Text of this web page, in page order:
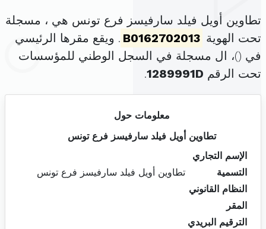
تطاوين أويل فيلد سارفيسز فرع تونس هي ، مسجلة
تحت الهوية B0162702013 . ويقع مقرها الرئيسي
في ()، ال مسجلة في السجل الوطني للمؤسسات
تحت الرقم 1289991D
.
معلومات حول
تطاوين أويل فيلد سارفيسز فرع تونس
الإسم التجاري
التسمية
تطاوين أويل فيلد سارفيسز فرع تونس
النظام القانوني
المقر
الترقيم البريدي